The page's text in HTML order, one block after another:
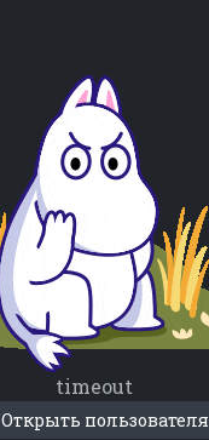
timeout
Открыть пользователя